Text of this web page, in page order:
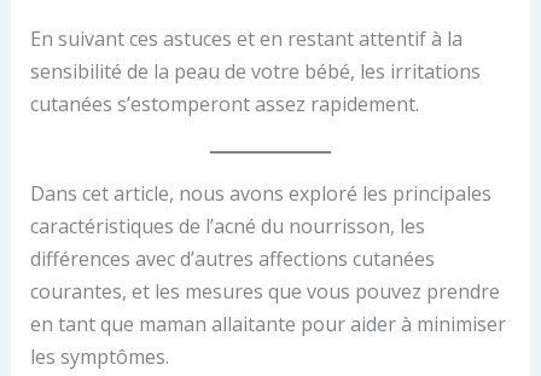
En suivant ces astuces et en restant attentif à la
sensibilité de la peau de votre bébé, les irritations
cutanées s’estomperont assez rapidement.
Dans cet article, nous avons exploré les principales
caractéristiques de l’acné du nourrisson, les
différences avec d’autres affections cutanées
courantes, et les mesures que vous pouvez prendre
en tant que maman allaitante pour aider à minimiser
les symptômes.